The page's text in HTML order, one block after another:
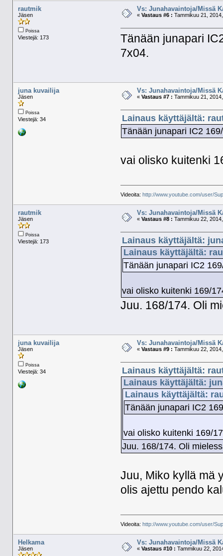
rautmik
Jäsen
Poissa
Viestejä: 173
Vs: Junahavaintoja/Missä
« Vastaus #6 : Tammikuu 21,
Tänään junapari
7x04.
juna kuvailija
Jäsen
Poissa
Viestejä: 34
Vs: Junahavaintoja/Missä
« Vastaus #7 : Tammikuu 21,
Lainaus käyttäjältä:
Tänään junapari IC2
vai olisko kuitenki
Videoita:http://www.youtube.com/user/
rautmik
Jäsen
Poissa
Viestejä: 173
Vs: Junahavaintoja/Missä
« Vastaus #8 : Tammikuu 22,
Lainaus käyttäjältä:
Lainaus käyttäjältä:
Tänään junapari IC2
vai olisko kuitenki 169/
Juu. 168/174. Oli
juna kuvailija
Jäsen
Poissa
Viestejä: 34
Vs: Junahavaintoja/Missä
« Vastaus #9 : Tammikuu 22,
Lainaus käyttäjältä:
Lainaus käyttäjältä:
Lainaus käyttäjältä:
Tänään junapari IC2
vai olisko kuitenki 169/
Juu. 168/174. Oli
Juu, Miko kyllä mä
olis ajettu pendo
Videoita:http://www.youtube.com/user/
Helkama
Jäsen
Vs: Junahavaintoja/Missä
« Vastaus #10 : Tammikuu 22,